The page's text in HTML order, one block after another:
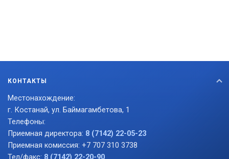
КОНТАКТЫ
Местонахождение:
г. Костанай, ул. Баймагамбетова, 1
Телефоны:
Приемная директора: 8 (7142) 22-05-23
Приемная комиссия: +7 707 310 3738
Тел/факс: 8 (7142) 22-20-90